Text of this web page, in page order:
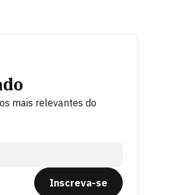
mais relevantes do
Inscreva-se